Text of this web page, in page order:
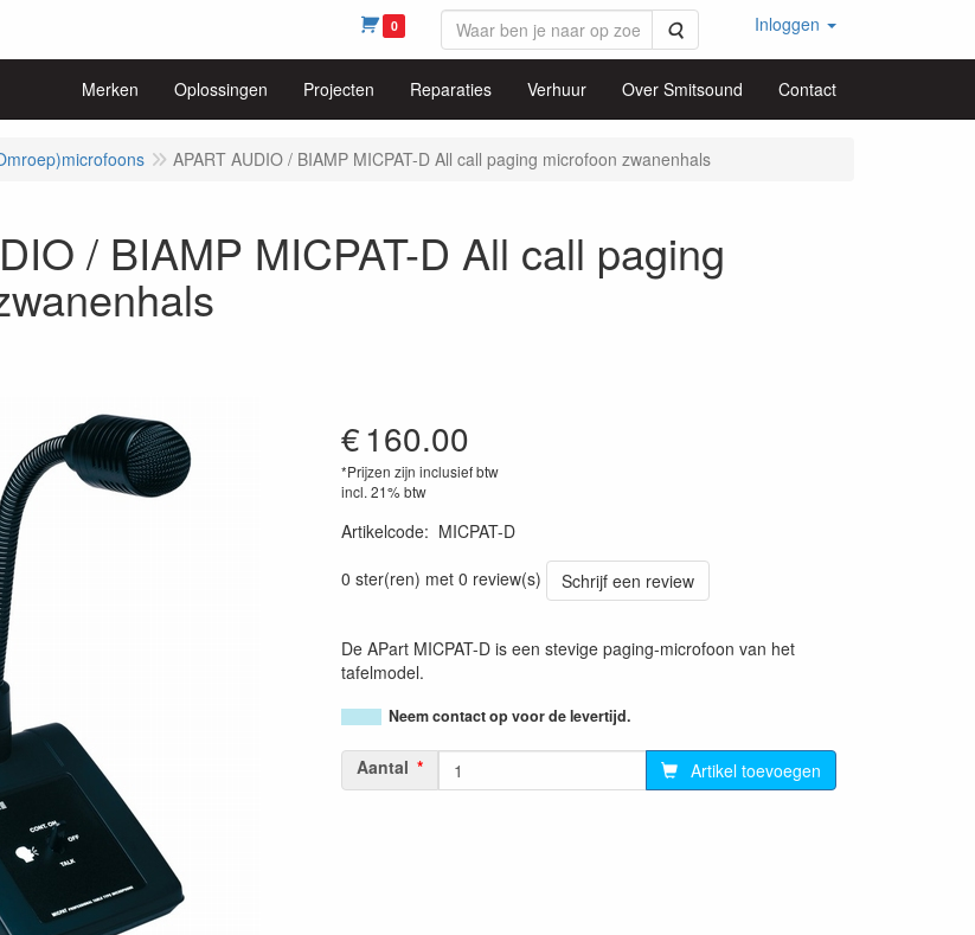
0 Zoeken Inloggen
Merken Oplossingen Projecten Reparaties Verhuur Over Smitsound Contact
APART AUDIO / BIAMP MICPAT-D All call paging microfoon zwanenhals
/ BIAMP MICPAT-D All call paging
€160.00
*Prijzen zijn inclusief btw
incl. 21% btw
Artikelcode: MICPAT-D
0 ster(ren) met 0 review(s)
Schrijf een review
De APart MICPAT-D is een stevige paging-microfoon van het
tafelmodel.
Neem contact op voor de levertijd.
Aantal Artikel toevoegen